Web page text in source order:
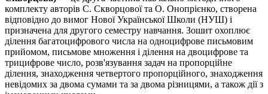
комплекту авторів С. Скворцової та О. Онопрієнко, створена
відповідно до вимог Нової Української Школи (НУШ) і
призначена для другого семестру навчання. Зошит охоплює
ділення багатоцифрового числа на одноцифрове письмовим
прийомом, письмове множення і ділення на двоцифрове та
трицифрове число, розв'язування задач на пропорційне
ділення, знаходження четвертого пропорційного, знаходження
невідомих за двома сумами та за двома різницями, а також дії з